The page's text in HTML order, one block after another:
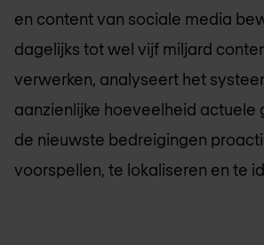
en content van sociale media
dagelijks tot wel vijf miljard
verwerken, analyseert het
aanzienlijke hoeveelheid actuele
de nieuwste bedreigingen
voorspellen, te lokaliseren en te